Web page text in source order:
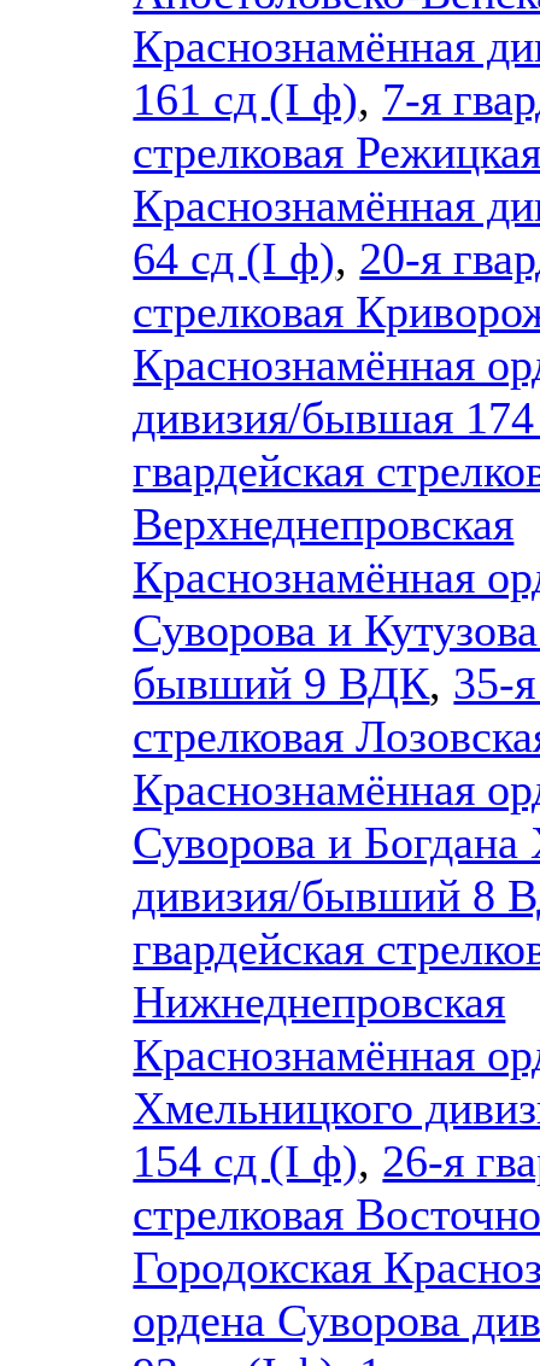
Краснознамённая
161 сд (I ф), 7-я
стрелковая
Краснознамённая
64 сд (I ф), 20-я
стрелковая
Краснознамённая
дивизия/бывшая
гвардейская
Верхнеднепровская
Краснознамённая
Суворова и
бывший 9 ВДК, 35-
стрелковая
Краснознамённая
Суворова и
дивизия/бывший 8
гвардейская
Нижнеднепровская
Краснознамённая
Хмельницкого
154 сд (I ф), 26-я
стрелковая
Городокская
ордена Суворова